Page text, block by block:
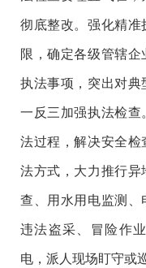
彻底整改。强化精
限，确定各级管辖
执法事项，突出对
一反三加强执法检
法过程，解决安全
法方式，大力推行
查、用水用电监测
违法盗采、冒险作
电，派人现场盯守或